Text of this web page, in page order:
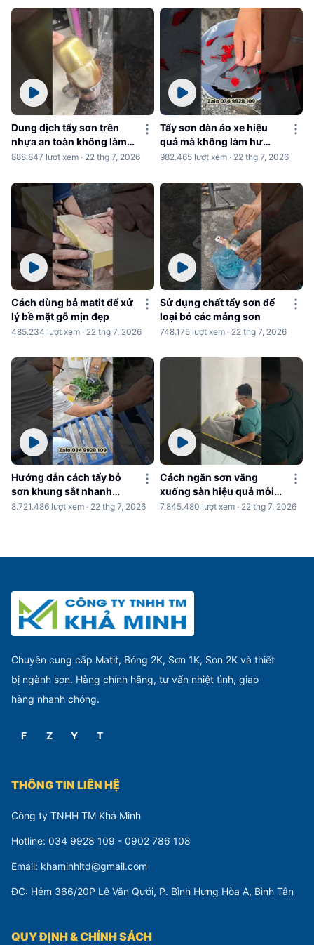
Dung dịch tẩy sơn trên
nhựa an toàn không làm
hư nhựa
888.847 lượt xem · 22 thg 7, 2026
Tẩy sơn dàn áo xe hiệu
quả mà không làm hư
nhựa
982.465 lượt xem · 22 thg 7, 2026
Cách dùng bả matit để xử
lý bề mặt gỗ mịn đẹp
485.234 lượt xem · 22 thg 7, 2026
Sử dụng chất tẩy sơn để
loại bỏ các mảng sơn
748.175 lượt xem · 22 thg 7, 2026
Hướng dẫn cách tẩy bỏ
sơn khung sắt nhanh
chóng
8.721.486 lượt xem · 22 thg 7, 2026
Cách ngăn sơn văng
xuống sàn hiệu quả mỗi
khi sơn nhà
7.845.480 lượt xem · 22 thg 7, 2026
Chuyên cung cấp Matit, Bóng 2K, Sơn 1K, Sơn 2K và thiết
bị ngành sơn. Hàng chính hãng, tư vấn nhiệt tình, giao
hàng nhanh chóng.
F Z Y T
THÔNG TIN LIÊN HỆ
Công ty TNHH TM Khả Minh
Hotline: 034 9928 109 - 0902 786 108
Email: khaminhltd@gmail.com
ĐC: Hẻm 366/20P Lê Văn Qưới, P. Bình Hưng Hòa A, Bình Tân
QUY ĐỊNH & CHÍNH SÁCH